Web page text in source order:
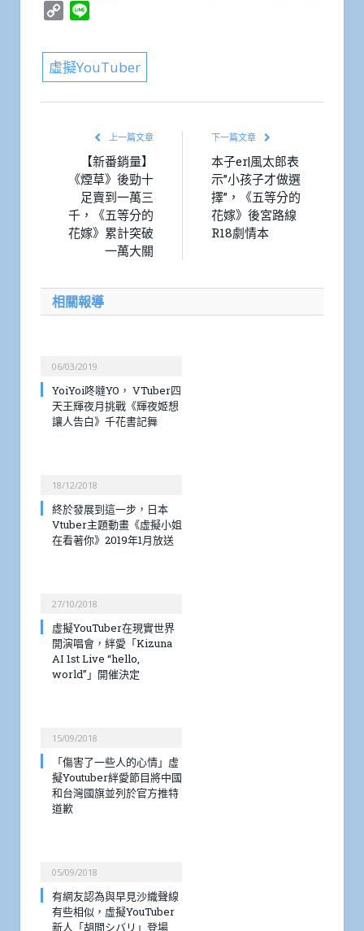
Copy
虛擬YouTuber
上一篇文章
【新番銷量】
《煙草》後勁十
足賣到一萬三
千，《五等分的
花嫁》累計突破
一萬大關
下一篇文章
本子er|風太郎表
示”小孩子才做選
擇”，《五等分的
花嫁》後宮路線
R18劇情本
相關報導
06/03/2019
YoiYoi咚噠YO， VTuber四
天王輝夜月挑戰《輝夜姬想
讓人告白》千花書記舞
18/12/2018
終於發展到這一步，日本
Vtuber主題動畫《虛擬小姐
在看著你》2019年1月放送
27/10/2018
虛擬YouTuber在現實世界
開演唱會，絆愛「Kizuna
AI 1st Live “hello,
world”」開催決定
15/09/2018
「傷害了一些人的心情」虛
擬Youtuber絆愛節目將中國
和台灣國旗並列於官方推特
道歉
05/09/2018
有網友認為與早見沙織聲線
有些相似，虛擬YouTuber
新人「胡間シバリ」登場